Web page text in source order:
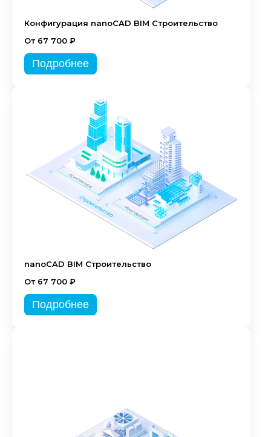
Конфигурация nanoCAD BIM Строительство
От 67 700 ₽
Подробнее
nanoCAD BIM Строительство
От 67 700 ₽
Подробнее